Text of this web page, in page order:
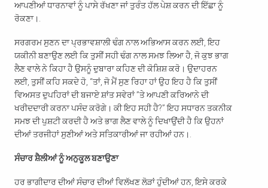
ਆਪਣੀਆਂ ਧਾਰਨਾਵਾਂ ਨੂੰ ਪਾਸੇ ਰੱਖਣਾ ਜਾਂ ਤੁਰੰਤ ਹੱਲ ਪੇਸ਼ ਕਰਨ ਦੀ ਇੱਛਾ ਨੂੰ
ਰੋਕਣਾ।.
ਸਰਗਰਮ ਸੁਣਨ ਦਾ ਪ੍ਰਭਾਵਸ਼ਾਲੀ ਢੰਗ ਨਾਲ ਅਭਿਆਸ ਕਰਨ ਲਈ, ਇਹ
ਯਕੀਨੀ ਬਣਾਉਣ ਲਈ ਕਿ ਤੁਸੀਂ ਸਹੀ ਢੰਗ ਨਾਲ ਸਮਝ ਲਿਆ ਹੈ, ਜੋ ਕੁਝ ਭਾਗ
ਲੈਣ ਵਾਲੇ ਨੇ ਕਿਹਾ ਹੈ ਉਸਨੂੰ ਦੁਬਾਰਾ ਕਹਿਣ ਦੀ ਕੋਸ਼ਿਸ਼ ਕਰੋ। ਉਦਾਹਰਨ
ਲਈ, ਤੁਸੀਂ ਕਹਿ ਸਕਦੇ ਹੋ, “ਤਾਂ, ਜੋ ਮੈਂ ਸੁਣ ਰਿਹਾ ਹਾਂ ਉਹ ਇਹ ਹੈ ਕਿ ਤੁਸੀਂ
ਵਿਅਸਤ ਦੁਪਹਿਰਾਂ ਦੀ ਬਜਾਏ ਸ਼ਾਂਤ ਸਵੇਰਾਂ ”ਤੇ ਆਪਣੀ ਕਰਿਆਨੇ ਦੀ
ਖਰੀਦਦਾਰੀ ਕਰਨਾ ਪਸੰਦ ਕਰੋਗੇ। ਕੀ ਇਹ ਸਹੀ ਹੈ?” ਇਹ ਸਧਾਰਨ ਤਕਨੀਕ
ਸਮਝ ਦੀ ਪੁਸ਼ਟੀ ਕਰਦੀ ਹੈ ਅਤੇ ਭਾਗ ਲੈਣ ਵਾਲੇ ਨੂੰ ਦਿਖਾਉਂਦੀ ਹੈ ਕਿ ਉਹਨਾਂ
ਦੀਆਂ ਤਰਜੀਹਾਂ ਸੁਣੀਆਂ ਅਤੇ ਸਤਿਕਾਰੀਆਂ ਜਾ ਰਹੀਆਂ ਹਨ।.
ਸੰਚਾਰ ਸ਼ੈਲੀਆਂ ਨੂੰ ਅਨੁਕੂਲ ਬਣਾਉਣਾ
ਹਰ ਭਾਗੀਦਾਰ ਦੀਆਂ ਸੰਚਾਰ ਦੀਆਂ ਵਿਲੱਖਣ ਲੋੜਾਂ ਹੁੰਦੀਆਂ ਹਨ, ਇਸੇ ਕਰਕੇ